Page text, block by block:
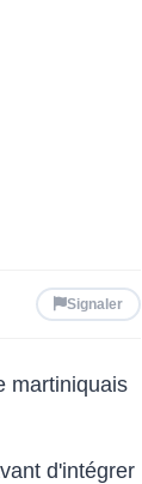
Signaler
martiniquais
d'intégrer